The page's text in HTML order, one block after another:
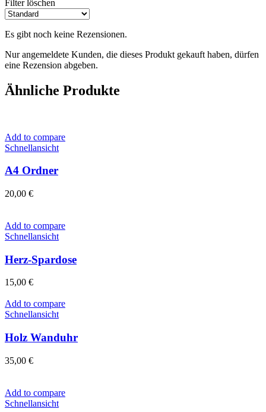
Filter löschen
Es gibt noch keine Rezensionen.
Nur angemeldete Kunden, die dieses Produkt gekauft haben, dürfen
eine Rezension abgeben.
Ähnliche Produkte
Add to compare
Schnellansicht
A4 Ordner
20,00 €
Add to compare
Schnellansicht
Herz-Spardose
15,00 €
Add to compare
Schnellansicht
Holz Wanduhr
35,00 €
Add to compare
Schnellansicht